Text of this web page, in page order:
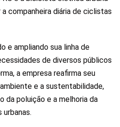
companheira diária de ciclistas
e ampliando sua linha de
de diversos públicos
a empresa reafirma seu
e a sustentabilidade,
da poluição e a melhoria da
urbanas.